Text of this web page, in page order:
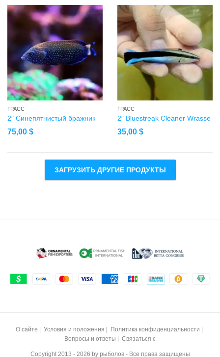
ГРАСС
2″ Синепятнистый бражник
75,00 $
ГРАСС
2″ Bluestreak Cleaner Wrasse
35,00 $
ЗАГРУЗИТЬ ДРУГИЕ ПРОДУКТЫ
О сайте Условия и положения Политика конфиденциальности
Вопросы и ответы
Связаться с
Copyright 2013 - 2026 by рыболов -Все права защищены